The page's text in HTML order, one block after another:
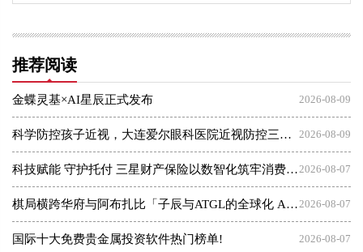
推荐阅读
2026-08-09
金蝶灵基×AI星辰正式发布
2026-08-09
科学防控孩子近视，大连爱尔眼科医院近视防控三大倡议发布会
2026-08-07
科技赋能 守护托付 三星财产保险以数智化筑牢消费者权益保护屏障
2026-08-07
棋局横跨华府与阿布扎比「子辰与ATGL的全球化 AI 资本突围战」
2026-08-07
国际十大免费贵金属投资软件热门榜单!